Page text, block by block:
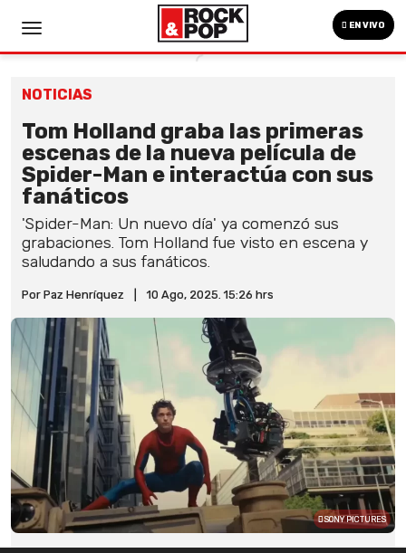
EN VIVO
NOTICIAS
Tom Holland graba las primeras
escenas de la nueva película de
Spider-Man e interactúa con sus
fanáticos
'Spider-Man: Un nuevo día' ya comenzó sus
grabaciones. Tom Holland fue visto en escena y
saludando a sus fanáticos.
Por Paz Henríquez 10 Ago, 2025. 15:26 hrs
SONY PICTURES